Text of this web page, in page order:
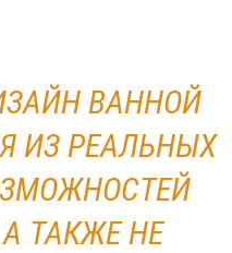
ВАННОЙ
ИЗ РЕАЛЬНЫХ
ТАКЖЕ НЕ